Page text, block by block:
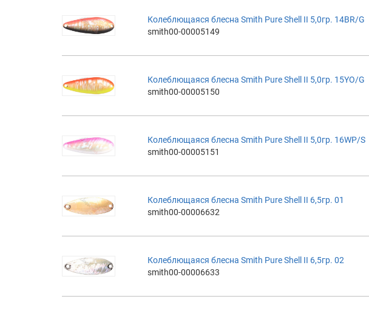
Колеблющаяся блесна Smith Pure Shell II 5,0гр. 14BR/G
smith00-00005149
Колеблющаяся блесна Smith Pure Shell II 5,0гр. 15YO/G
smith00-00005150
Колеблющаяся блесна Smith Pure Shell II 5,0гр. 16WP/S
smith00-00005151
Колеблющаяся блесна Smith Pure Shell II 6,5гр. 01
smith00-00006632
Колеблющаяся блесна Smith Pure Shell II 6,5гр. 02
smith00-00006633